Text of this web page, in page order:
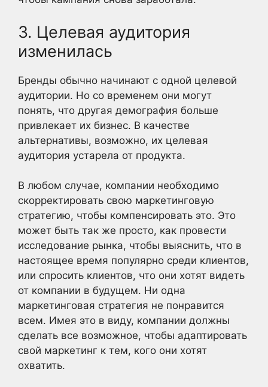
3. Целевая аудитория
изменилась
Бренды обычно начинают с одной целевой
аудитории. Но со временем они могут
понять, что другая демография больше
привлекает их бизнес. В качестве
альтернативы, возможно, их целевая
аудитория устарела от продукта.
В любом случае, компании необходимо
скорректировать свою маркетинговую
стратегию, чтобы компенсировать это. Это
может быть так же просто, как провести
исследование рынка, чтобы выяснить, что в
настоящее время популярно среди клиентов,
или спросить клиентов, что они хотят видеть
от компании в будущем. Ни одна
маркетинговая стратегия не понравится
всем. Имея это в виду, компании должны
сделать все возможное, чтобы адаптировать
свой маркетинг к тем, кого они хотят
охватить.